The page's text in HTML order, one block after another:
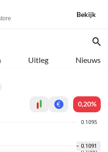
Bekijk
Uitleg Nieuws
€ 0,20%